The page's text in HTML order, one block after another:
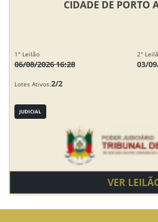
CIDADE DE PORTO
1° Leilão
06/08/2026 16:28
2°
03/
Lotes Ativos:2/2
JUDICIAL
VER